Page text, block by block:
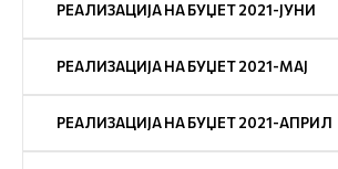
РЕАЛИЗАЦИЈА НА БУЏЕТ 2021-ЈУНИ
РЕАЛИЗАЦИЈА НА БУЏЕТ 2021-МАЈ
РЕАЛИЗАЦИЈА НА БУЏЕТ 2021-АПРИЛ